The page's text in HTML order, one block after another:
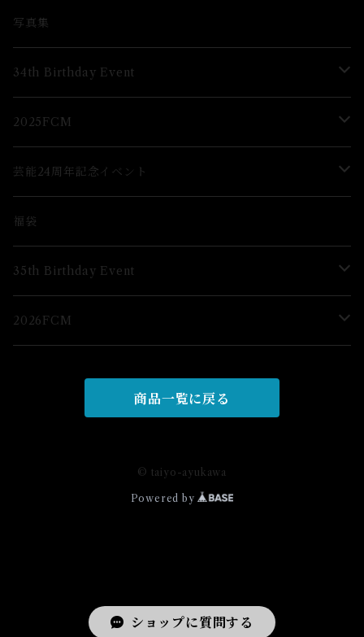
ショップに質問する
ブロマイド
Lブロマイド
グッズ
写真集
34th Birthday Event
ブロマイド
グッズ
2025FCM
グッズ
芸能24周年記念イベント
ブロマイド
グッズ
福袋
35th Birthday Event
ブロマイド
2026FCM
商品一覧に戻る
© taiyo-ayukawa
Powered by